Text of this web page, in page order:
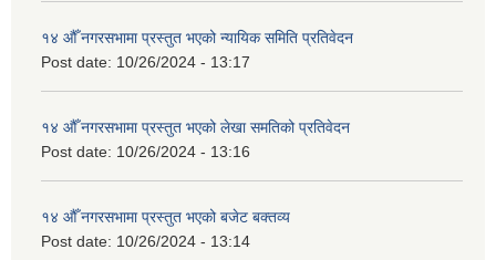
१४ औँ नगरसभामा प्रस्तुत भएको न्यायिक समिति प्रतिवेदन
Post date: 10/26/2024 - 13:17
१४ औँ नगरसभामा प्रस्तुत भएको लेखा समतिको प्रतिवेदन
Post date: 10/26/2024 - 13:16
१४ औँ नगरसभामा प्रस्तुत भएको बजेट बक्तव्य
Post date: 10/26/2024 - 13:14